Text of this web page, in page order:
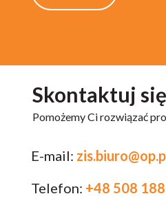
Skontaktuj
Pomożemy Ci rozwiązać
E-mail: zis.biuro@op.pl
Telefon: +48 508